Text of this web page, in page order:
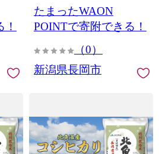
たまったWAON
POINTで寄附できる！
（0）
新潟県長岡市